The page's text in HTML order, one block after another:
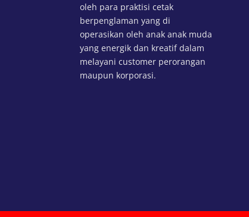
oleh para praktisi cetak
berpenglaman yang di
operasikan oleh anak anak muda
yang energik dan kreatif dalam
melayani customer perorangan
maupun korporasi.